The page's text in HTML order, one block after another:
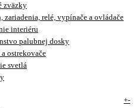
zväzky
zariadenia, relé, vypínače a ovládače
interiéru
palubnej dosky
a ostrekovače
svetlá
+-